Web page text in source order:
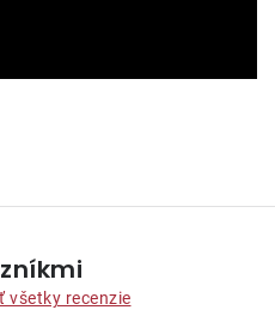
všetky recenzie